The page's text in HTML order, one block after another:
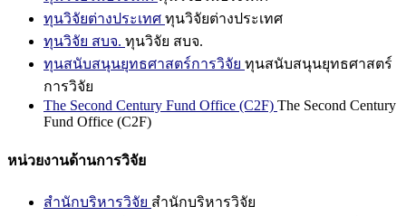
ทุนวิจัยต่างประเทศ ทุนวิจัยต่างประเทศ
ทุนวิจัย สบจ. ทุนวิจัย สบจ.
ทุนสนับสนุนยุทธศาสตร์การวิจัย ทุนสนับสนุนยุทธศาสตร์
การวิจัย
The Second Century Fund Office (C2F) The Second Century
Fund Office (C2F)
หน่วยงานด้านการวิจัย
สำนักบริหารวิจัย สำนักบริหารวิจัย